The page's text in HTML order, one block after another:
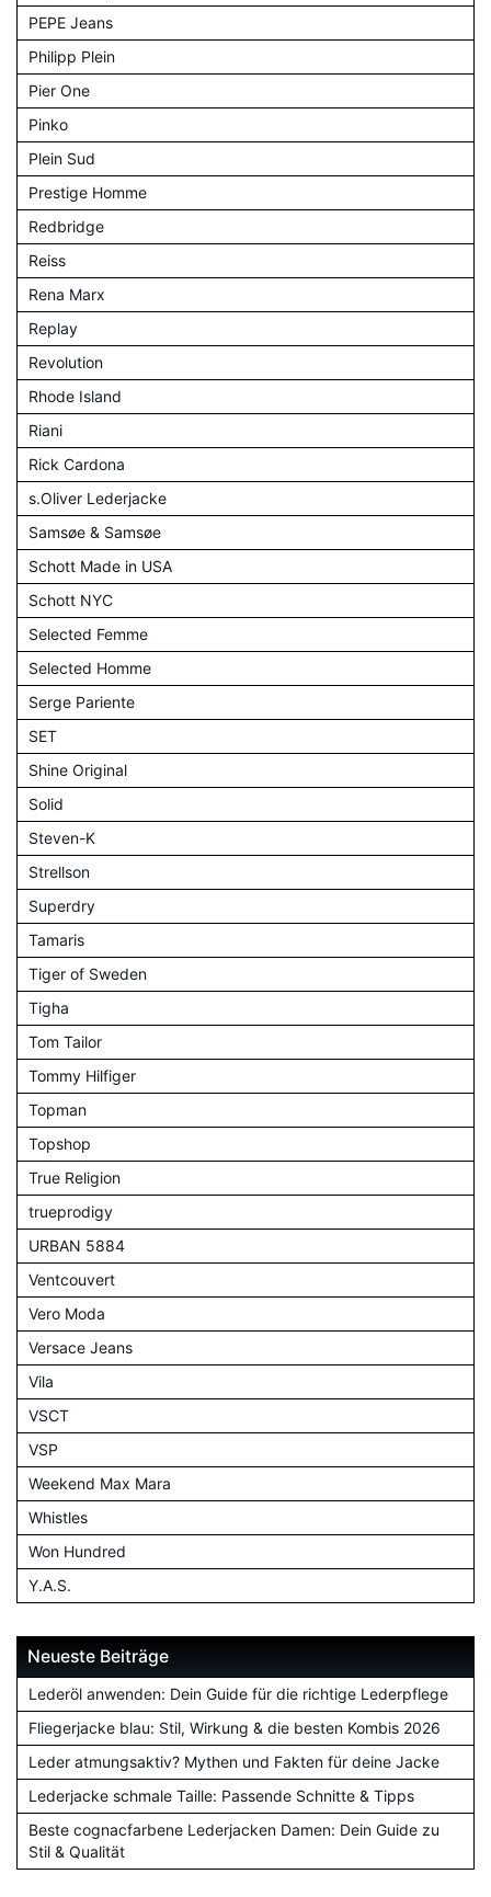
PEPE Jeans
Philipp Plein
Pier One
Pinko
Plein Sud
Prestige Homme
Redbridge
Reiss
Rena Marx
Replay
Revolution
Rhode Island
Riani
Rick Cardona
s.Oliver Lederjacke
Samsøe & Samsøe
Schott Made in USA
Schott NYC
Selected Femme
Selected Homme
Serge Pariente
SET
Shine Original
Solid
Steven-K
Strellson
Superdry
Tamaris
Tiger of Sweden
Tigha
Tom Tailor
Tommy Hilfiger
Topman
Topshop
True Religion
trueprodigy
URBAN 5884
Ventcouvert
Vero Moda
Versace Jeans
Vila
VSCT
VSP
Weekend Max Mara
Whistles
Won Hundred
Y.A.S.
Neueste Beiträge
Lederöl anwenden: Dein Guide für die richtige Lederpflege
Fliegerjacke blau: Stil, Wirkung & die besten Kombis 2026
Leder atmungsaktiv? Mythen und Fakten für deine Jacke
Lederjacke schmale Taille: Passende Schnitte & Tipps
Beste cognacfarbene Lederjacken Damen: Dein Guide zu
Stil & Qualität